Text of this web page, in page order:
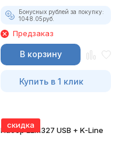
Бонусных рублей за покупку:
1048.05руб.
Предзаказ
В корзину
Купить в 1 клик
скидка
Набор ELM327 USB + K-Line